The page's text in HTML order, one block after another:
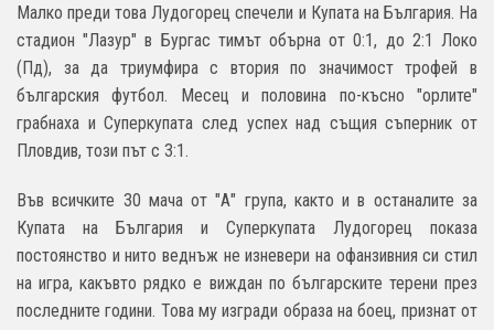
Малко преди това Лудогорец спечели и Купата на България. На
стадион "Лазур" в Бургас тимът обърна от 0:1, до 2:1 Локо
(Пд), за да триумфира с втория по значимост трофей в
българския футбол. Месец и половина по-късно "орлите"
грабнаха и Суперкупата след успех над същия съперник от
Пловдив, този път с 3:1.
Във всичките 30 мача от "А" група, както и в останалите за
Купата на България и Суперкупата Лудогорец показа
постоянство и нито веднъж не изневери на офанзивния си стил
на игра, какъвто рядко е виждан по българските терени през
последните години. Това му изгради образа на боец, признат от